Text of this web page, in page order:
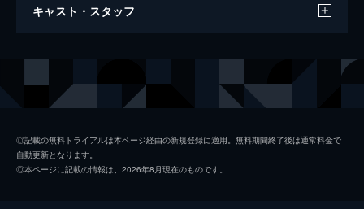
第六話 某超大国が狙う「HOLIC」の謎
厨（木村文乃）と高座（松田翔太）は、某超
御厨（木村文乃）と高座（松田翔太）は拘束
した工作員を遠隔操作で殺害されてしまう。
捜査の末、殺害したSPECホルダーと対峙し
キャスト・スタッフ
◎記載の無料トライアルは本ページ経由の新規登録に適用。無料期間終了後は通常料金で
自動更新となります。
◎本ページに記載の情報は、2026年8月現在のものです。